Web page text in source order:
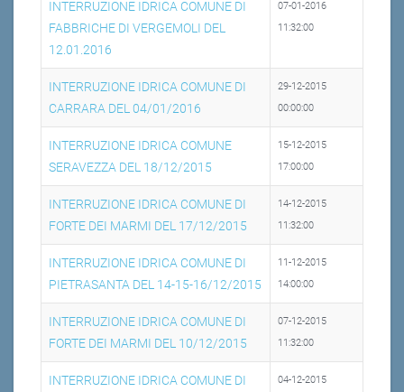
INTERRUZIONE IDRICA COMUNE DI
FABBRICHE DI VERGEMOLI DEL
12.01.2016
07-01-2016
11:32:00
INTERRUZIONE IDRICA COMUNE DI
CARRARA DEL 04/01/2016
29-12-2015
00:00:00
INTERRUZIONE IDRICA COMUNE
SERAVEZZA DEL 18/12/2015
15-12-2015
17:00:00
INTERRUZIONE IDRICA COMUNE DI
FORTE DEI MARMI DEL 17/12/2015
14-12-2015
11:32:00
INTERRUZIONE IDRICA COMUNE DI
PIETRASANTA DEL 14-15-16/12/2015
11-12-2015
14:00:00
INTERRUZIONE IDRICA COMUNE DI
FORTE DEI MARMI DEL 10/12/2015
07-12-2015
11:32:00
INTERRUZIONE IDRICA COMUNE DI
04-12-2015